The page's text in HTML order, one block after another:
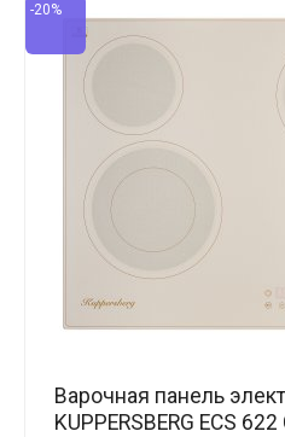
-20%
Варочная панель
KUPPERSBERG ECS 622